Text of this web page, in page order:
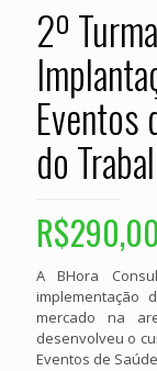
2º
Eventos
do
R$290,00
A BHora
implementação
mercado na
desenvolveu o
Eventos de